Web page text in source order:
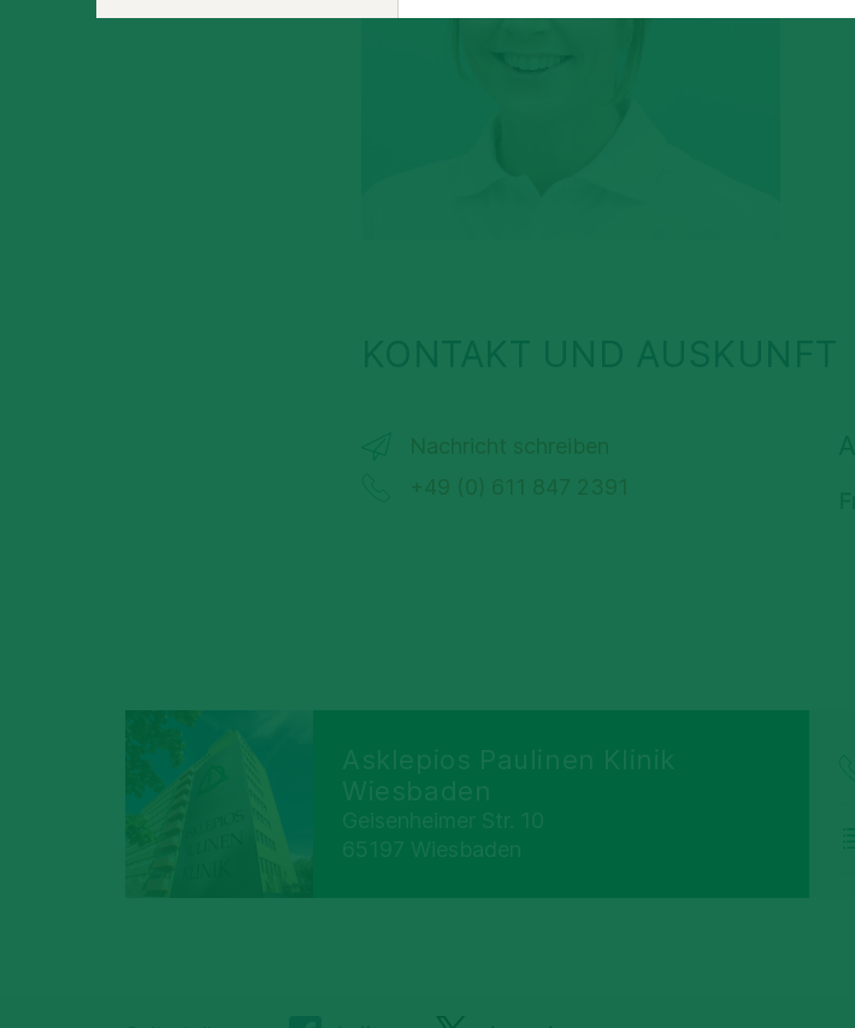
Nachricht schreiben
+49 (0) 611 847 2391
Asklepios Paulinen Klinik
Wiesbaden
Geisenheimer Str. 10
65197 Wiesbaden